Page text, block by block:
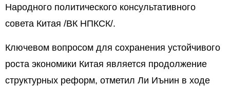
Народного политического консультативного
совета Китая /ВК НПКСК/.
Ключевом вопросом для сохранения устойчивого
роста экономики Китая является продолжение
структурных реформ, отметил Ли Иънин в ходе